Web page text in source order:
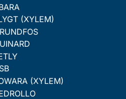
(XYLEM)
(XYLEM)